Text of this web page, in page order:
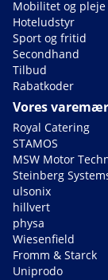
Mobilitet og pleje
Hoteludstyr
Sport og fritid
Secondhand
Tilbud
Rabatkoder
Vores
Royal Catering
STAMOS
MSW Motor
Steinberg
ulsonix
hillvert
physa
Wiesenfield
Fromm & Starck
Uniprodo